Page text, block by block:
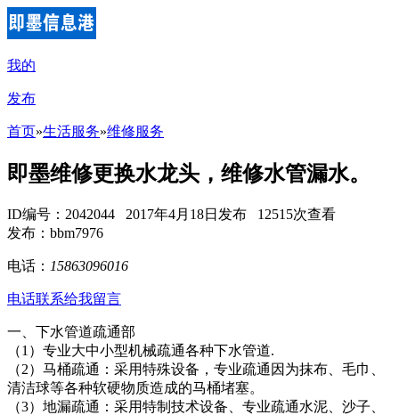
我的
发布
首页»生活服务»维修服务
即墨维修更换水龙头，维修水管漏水。
ID编号：2042044 2017年4月18日发布 12515次查看
发布：bbm7976
电话： 15863096016
电话联系给我留言
一、下水管道疏通部
（1）专业大中小型机械疏通各种下水管道.
（2）马桶疏通：采用特殊设备，专业疏通因为抹布、毛巾、
清洁球等各种软硬物质造成的马桶堵塞。
（3）地漏疏通：采用特制技术设备、专业疏通水泥、沙子、